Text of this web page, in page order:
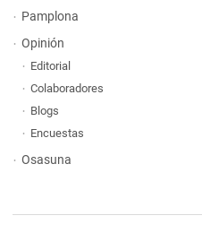
Pamplona
Opinión
Editorial
Colaboradores
Blogs
Encuestas
Osasuna